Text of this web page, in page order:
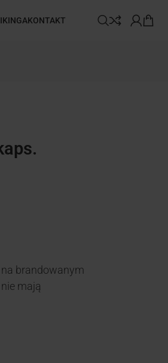
KONTAKT
na brandowanym
mają